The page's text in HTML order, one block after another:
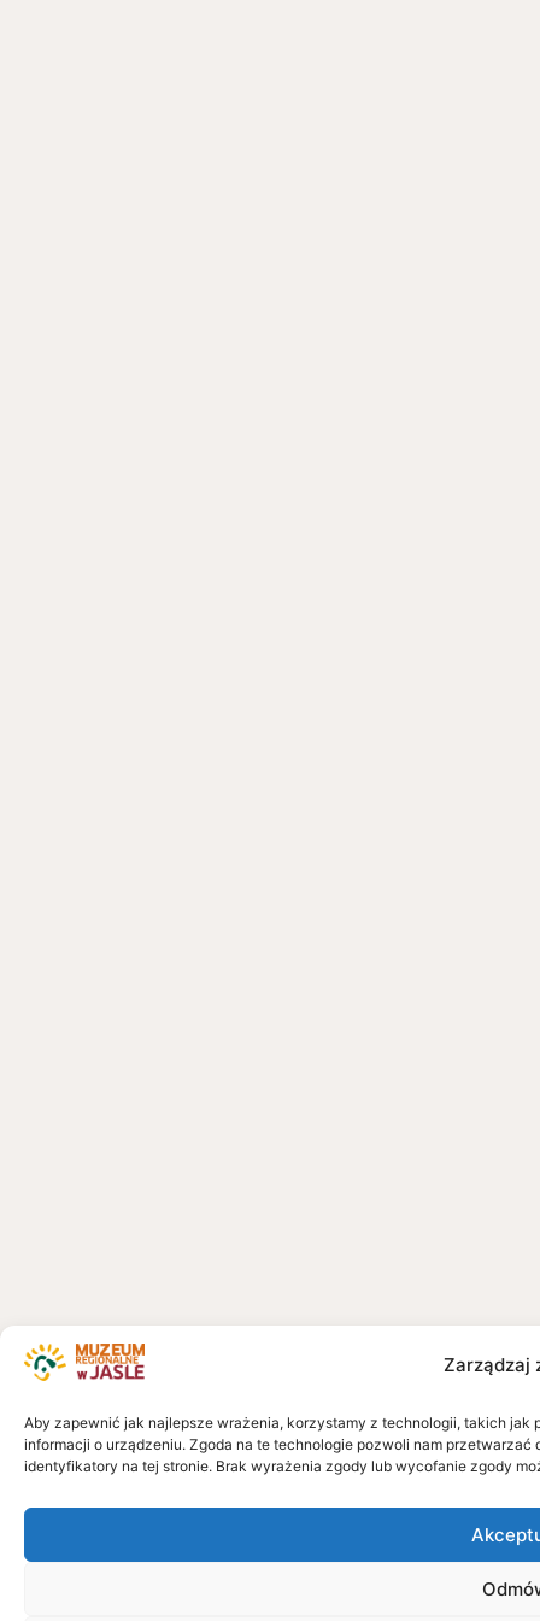
Zarządzaj
Aby zapewnić jak najlepsze wrażenia, korzystamy z technologii, takich
informacji o urządzeniu. Zgoda na te technologie pozwoli nam
identyfikatory na tej stronie. Brak wyrażenia zgody lub wycofanie zgody